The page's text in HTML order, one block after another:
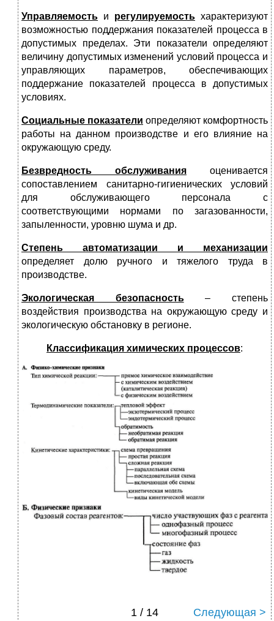
Управляемость и регулируемость характеризуют
возможностью поддержания показателей процесса в
допустимых пределах. Эти показатели определяют
величину допустимых изменений условий процесса и
управляющих параметров, обеспечивающих
поддержание показателей процесса в допустимых
условиях.
Социальные показатели определяют комфортность
работы на данном производстве и его влияние на
окружающую среду.
Безвредность обслуживания оценивается
сопоставлением санитарно-гигиенических условий
для обслуживающего персонала с
соответствующими нормами по загазованности,
запыленности, уровню шума и др.
Степень автоматизации и механизации
определяет долю ручного и тяжелого труда в
производстве.
Экологическая безопасность– степень
воздействия производства на окружающую среду и
экологическую обстановку в регионе.
Классификация химических процессов:
1 / 14 Следующая >